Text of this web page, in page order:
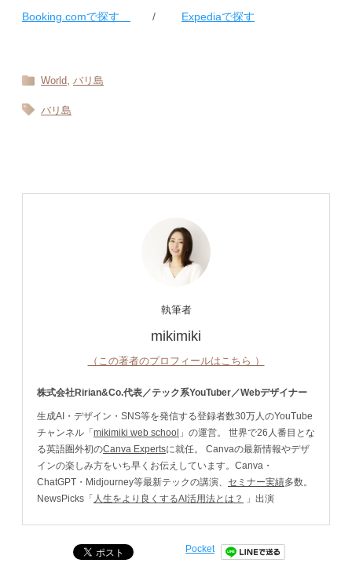
Booking.comで探す / Expediaで探す
World バリ島
バリ島
執筆者
mikimiki
（この著者のプロフィールはこちら ）
株式会社Ririan&Co.代表／テック系YouTuber／Webデザイナー
生成AI・デザイン・SNS等を発信する登録者数30万人のYouTube
チャンネル「mikimiki web school 」の運営。 世界で26人番目とな
る英語圏外初のCanva Expertsに就任。 Canvaの最新情報やデザ
インの楽しみ方をいち早くお伝えしています。Canva・
ChatGPT・Midjourney等最新テックの講演、 セミナー実績多数。
NewsPicks「 人生をより良くするAI活用法とは？ 」出演
Pocket